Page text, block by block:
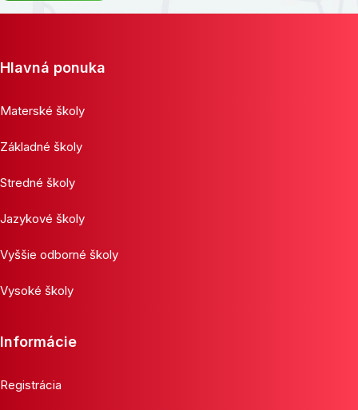
Hlavná ponuka
Materské školy
Základné školy
Stredné školy
Jazykové školy
Vyššie odborné školy
Vysoké školy
Informácie
Registrácia